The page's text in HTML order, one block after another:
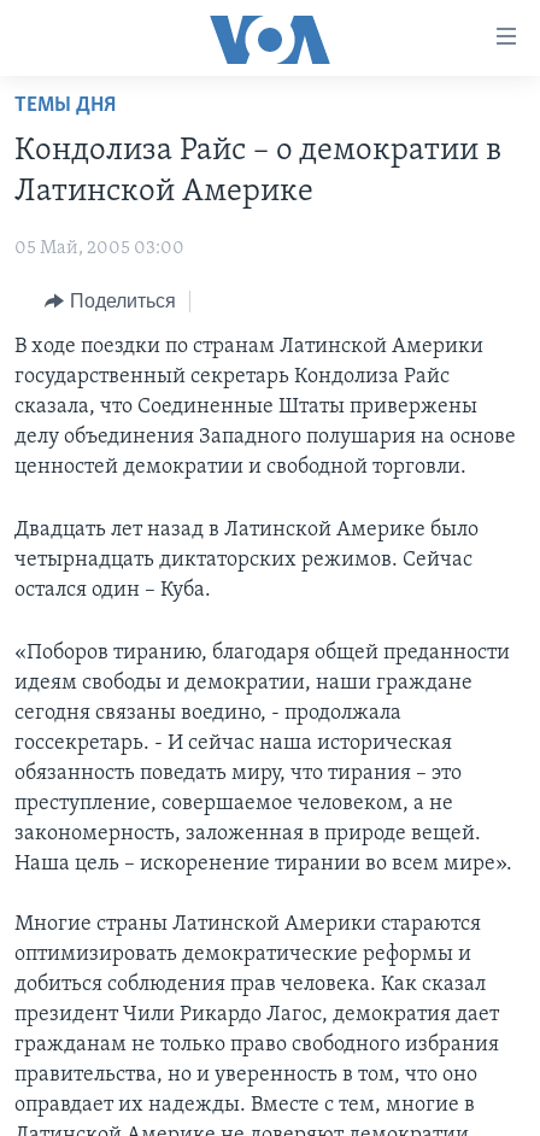
Перейти
основной
контент
навигации
Перейти
поиск
ПРОГРАММЫ
НОВОСТИ ЗА МИНУТУ
ИТОГИ
ПОЧЕМУ ЭТО ВАЖНО?
ДИСКУССИЯ VOA
ДЕТАЛИ
НЬЮ-ЙОРК NEW YORK
АМЕРИКА. БОЛЬШОЕ ПУТЕШЕСТВИЕ
УЧИМ АНГЛИЙСКИЙ
НАША АМЕРИКАНСКАЯ ИСТОРИЯ
А КАК В АМЕРИКЕ?
АРТЕФАКТЫ
АМЕРИКАНСКИЕ ГОРОДКИ
ТЕСТЫ
ЭКСПЕРТИЗА
ИНТЕРВЬЮ
ФАКТЫ ПРОТИВ ФЕЙКОВ
ЗА СВОБОДУ ПРЕССЫ
УЧИМ АНГЛИЙСКИЙ
ВИДЕО
ПОДПИСКА НА НОВОСТИ
Learning English
СОЦИАЛЬНЫЕ СЕТИ
Языки
ТЕМЫ ДНЯ
Кондолиза Райс – о демократии в
Латинской Америке
05 Май, 2005 03:00
Поделиться
В ходе поездки по странам Латинской Америки
государственный секретарь Кондолиза Райс
сказала, что Соединенные Штаты привержены
делу объединения Западного полушария на основе
ценностей демократии и свободной торговли.
Двадцать лет назад в Латинской Америке было
четырнадцать диктаторских режимов. Сейчас
остался один – Куба.
«Поборов тиранию, благодаря общей преданности
идеям свободы и демократии, наши граждане
сегодня связаны воедино, - продолжала
госсекретарь. - И сейчас наша историческая
обязанность поведать миру, что тирания – это
преступление, совершаемое человеком, а не
закономерность, заложенная в природе вещей.
Наша цель – искоренение тирании во всем мире».
Многие страны Латинской Америки стараются
оптимизировать демократические реформы и
добиться соблюдения прав человека. Как сказал
президент Чили Рикардо Лагос, демократия дает
гражданам не только право свободного избрания
правительства, но и уверенность в том, что оно
оправдает их надежды. Вместе с тем, многие в